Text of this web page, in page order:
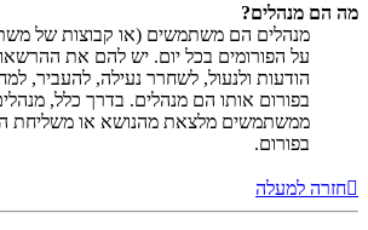
מה הם מנהלים?
מנהלים הם משתמשים (או קבוצות של
על הפורומים בכל יום. יש להם את
הודעות ולנעול, לשחרר נעילה, להעביר,
בפורום אותו הם מנהלים. בדרך כלל,
ממשתמשים מלצאת מהנושא או משליחת
בפורום.
חזרה למעלה